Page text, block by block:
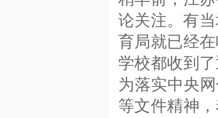
论关注。有
育局就已经
学校都收到
为落实中央
等文件精神